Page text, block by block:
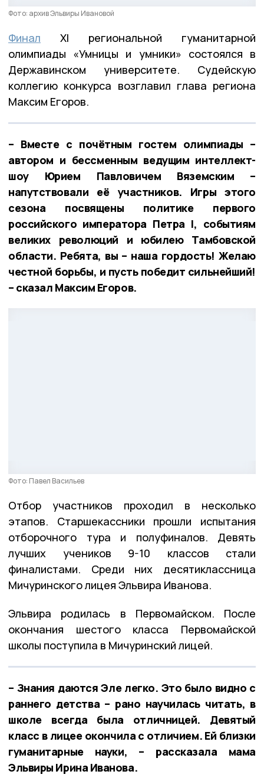
Фото: архив Эльвиры Ивановой
Финал XI региональной гуманитарной
олимпиады «Умницы и умники» состоялся в
Державинском университете. Судейскую
коллегию конкурса возглавил глава региона
Максим Егоров.
– Вместе с почётным гостем олимпиады –
автором и бессменным ведущим интеллект-
шоу Юрием Павловичем Вяземским –
напутствовали её участников. Игры этого
сезона посвящены политике первого
российского императора Петра I, событиям
великих революций и юбилею Тамбовской
области. Ребята, вы – наша гордость! Желаю
честной борьбы, и пусть победит сильнейший!
– сказал Максим Егоров.
Фото: Павел Васильев
Отбор участников проходил в несколько
этапов. Старшекассники прошли испытания
отборочного тура и полуфиналов. Девять
лучших учеников 9-10 классов стали
финалистами. Среди них десятиклассница
Мичуринского лицея Эльвира Иванова.
Эльвира родилась в Первомайском. После
окончания шестого класса Первомайской
школы поступила в Мичуринский лицей.
– Знания даются Эле легко. Это было видно с
раннего детства – рано научилась читать, в
школе всегда была отличницей. Девятый
класс в лицее окончила с отличием. Ей близки
гуманитарные науки, – рассказала мама
Эльвиры Ирина Иванова.